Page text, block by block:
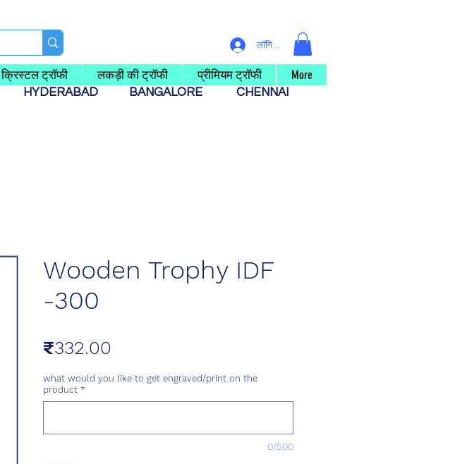
लॉगिन करें
क्रिस्टल ट्रॉफी लकड़ी की ट्रॉफी प्रीमियम ट्रॉफी More
HYDERABAD BANGALORE
CHENNAI
Wooden Trophy IDF
-300
₹332.00
what would you like to get engraved/print on the
product *
0/500